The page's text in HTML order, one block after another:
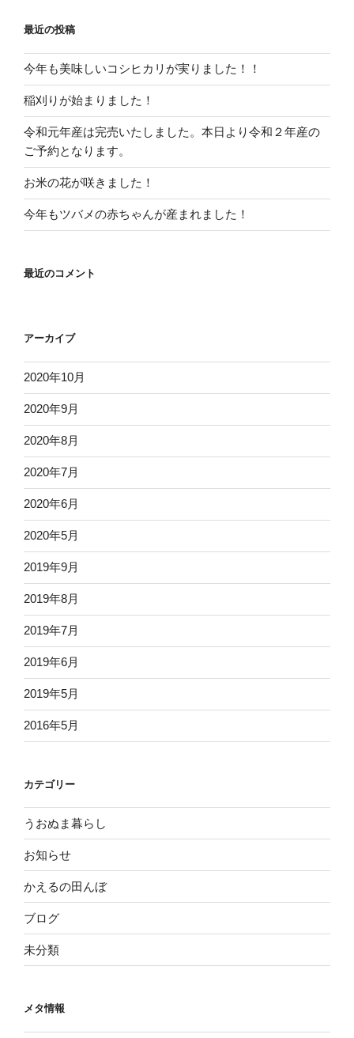
ョ
ン
最近の投稿
今年も美味しいコシヒカリが実りました！！
稲刈りが始まりました！
令和元年産は完売いたしました。本日より令和２年産の
ご予約となります。
お米の花が咲きました！
今年もツバメの赤ちゃんが産まれました！
最近のコメント
アーカイブ
2020年10月
2020年9月
2020年8月
2020年7月
2020年6月
2020年5月
2019年9月
2019年8月
2019年7月
2019年6月
2019年5月
2016年5月
カテゴリー
うおぬま暮らし
お知らせ
かえるの田んぼ
ブログ
未分類
メタ情報